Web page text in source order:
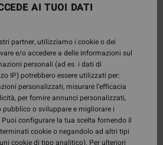
AI TUOI DATI
partner, utilizziamo i cookie o dei
e/o accedere a delle informazioni sul
personali (ad es. i dati di
IP) potrebbero essere utilizzati per:
personalizzati, misurare l’efficacia
per fornire annunci personalizzati,
o sviluppare e migliorare i
configurare la tua scelta fornendo il
cookie o negandolo ad altri tipi
cookie di tipo analitico). Per ulteriori